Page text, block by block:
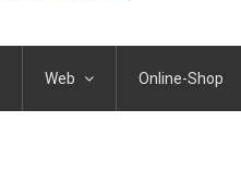
Web Online-Shop